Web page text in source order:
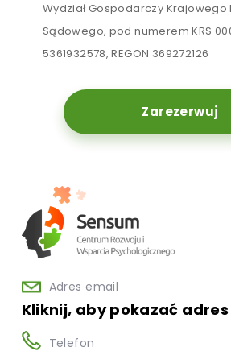
Wydział Gospodarczy Krajowego
Sądowego, pod numerem KRS
5361932578, REGON 369272126
Zarezerwuj
Adres email
Kliknij, aby pokazać
Telefon